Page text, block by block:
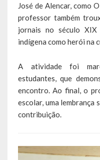
Serviços Oferecidos pela
Serviços Urbanos
Legislação
ATOS NORMATIVOS
LEIS ORDINÁRIAS
DECRETOS
José de Alencar, como
professor também
jornais no século
indígena como herói na
A atividade foi
estudantes, que
encontro. Ao final, o
escolar, uma lembrança
contribuição.